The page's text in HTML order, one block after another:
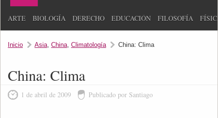
ARTE BIOLOGÍA DERECHO EDUCACIÓN FILOSOFÍA
Inicio Asia, China, Climatología China: Clima
China: Clima
1 de abril de 2009 Publicado por Santiago